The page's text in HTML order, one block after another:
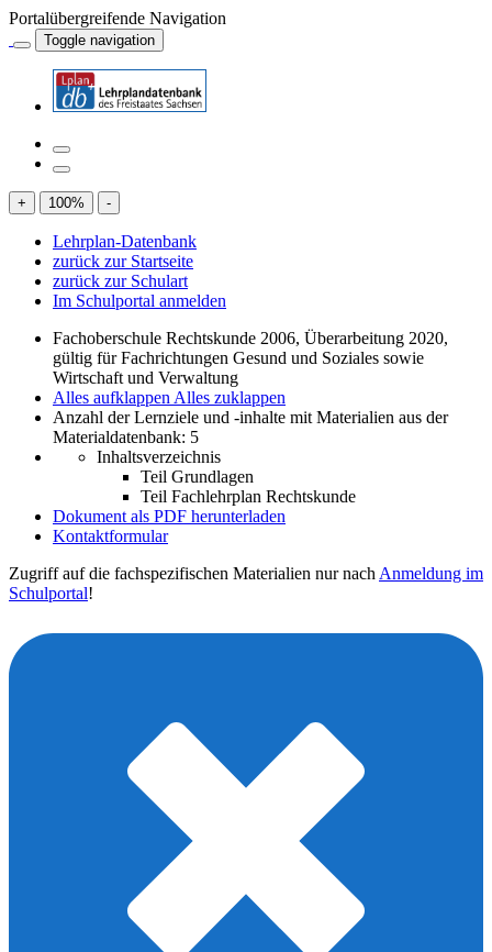
Portalübergreifende Navigation
Toggle navigation
+ 100% -
Lehrplan-Datenbank
zurück zur Startseite
zurück zur Schulart
Im Schulportal anmelden
Fachoberschule Rechtskunde 2006, Überarbeitung 2020,
gültig für Fachrichtungen Gesund und Soziales sowie
Wirtschaft und Verwaltung
Alles aufklappen Alles zuklappen
Anzahl der Lernziele und -inhalte mit Materialien aus der
Materialdatenbank: 5
Inhaltsverzeichnis
Teil Grundlagen
Teil Fachlehrplan Rechtskunde
Dokument als PDF herunterladen
Kontaktformular
Zugriff auf die fachspezifischen Materialien nur nach Anmeldung im
Schulportal!